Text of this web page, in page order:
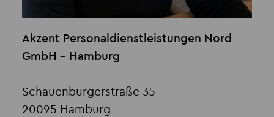
Akzent Personaldienstleistungen Nord
GmbH - Hamburg
Schauenburgerstraße 35
20095 Hamburg